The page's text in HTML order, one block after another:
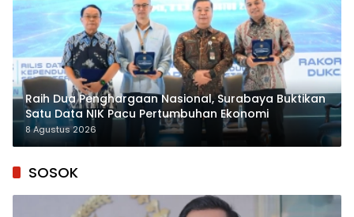
Raih Dua Penghargaan Nasional, Surabaya Buktikan
Satu Data NIK Pacu Pertumbuhan Ekonomi
8 Agustus 2026
SOSOK